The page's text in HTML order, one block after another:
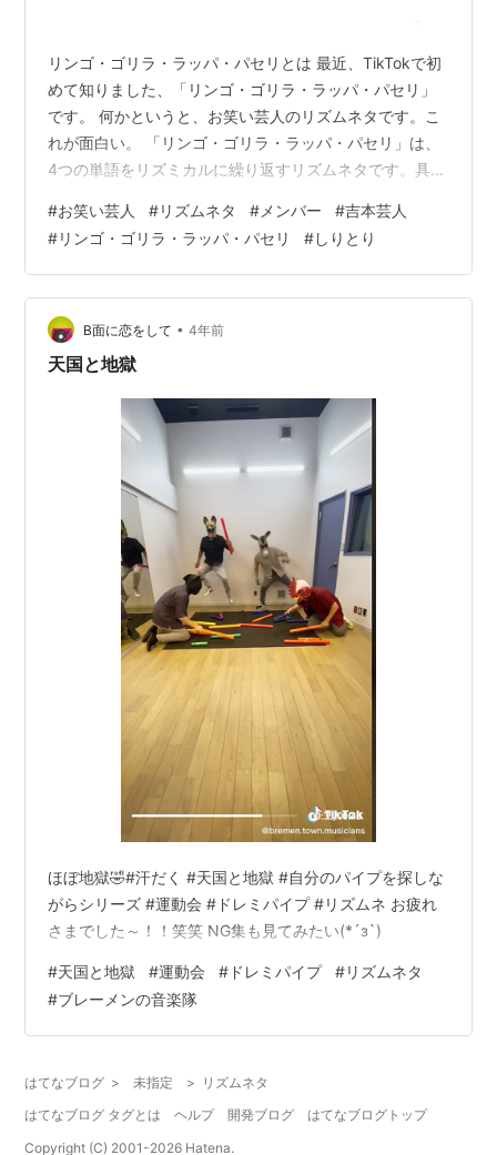
リンゴ・ゴリラ・ラッパ・パセリとは 最近、TikTokで初
めて知りました、「リンゴ・ゴリラ・ラッパ・パセリ」
です。 何かというと、お笑い芸人のリズムネタです。こ
れが面白い。 「リンゴ・ゴリラ・ラッパ・パセリ」は、
4つの単語をリズミカルに繰り返すリズムネタです。具体
葉を、 それぞれ短い間隔で繰繰り返します。このリズム
を聴いていると、なんともすっきり楽しさや興奮を感じ
ることができます。 また、「リンゴ・ゴリラ・ラッパ・
パセリ」は、そのリズム自体が非常にキャッチーで印象
的であるため、多くの人に親しまれています。広く知ら
れるようになりました。 リズムネ…
#お笑い芸人 #リズムネタ # メンバー #吉本芸人
#リンゴ・ゴリラ・ラッパ・パセリ #しりとり
B面に恋をして • 4年前
天国と地獄
ほぼ地獄🤣#汗だく #天国と地獄 #自分のパイプを探しな
がらシリーズ #運動会 #ドレミパイプ #リズムネ お疲れ
さまでした～！！笑笑 NG集も見てみたい(*´з`)
#天国と地獄 #運動会 # ドレミパイプ #リズムネタ
#ブレーメンの音楽隊
はてなブログ > 未指定 >
リズムネタ
はてなブログ タグとは
ヘルプ 開発ブログ
はてなブログトップ
Copyright (C) 2001-2026 Hatena.